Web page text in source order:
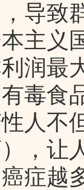
导致
主义
润最
毒食
人不
，让
症越